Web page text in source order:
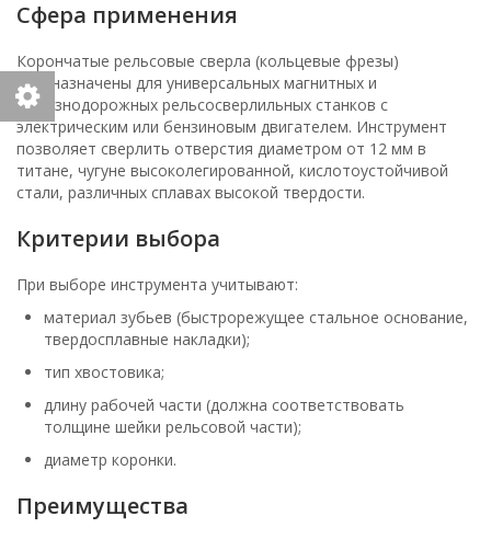
Сфера применения
Корончатые рельсовые сверла (кольцевые фрезы)
предназначены для универсальных магнитных и
железнодорожных рельсосверлильных станков с
электрическим или бензиновым двигателем. Инструмент
позволяет сверлить отверстия диаметром от 12 мм в
титане, чугуне высоколегированной, кислотоустойчивой
стали, различных сплавах высокой твердости.
Критерии выбора
При выборе инструмента учитывают:
материал зубьев (быстрорежущее стальное основание,
твердосплавные накладки);
тип хвостовика;
длину рабочей части (должна соответствовать
толщине шейки рельсовой части);
диаметр коронки.
Преимущества